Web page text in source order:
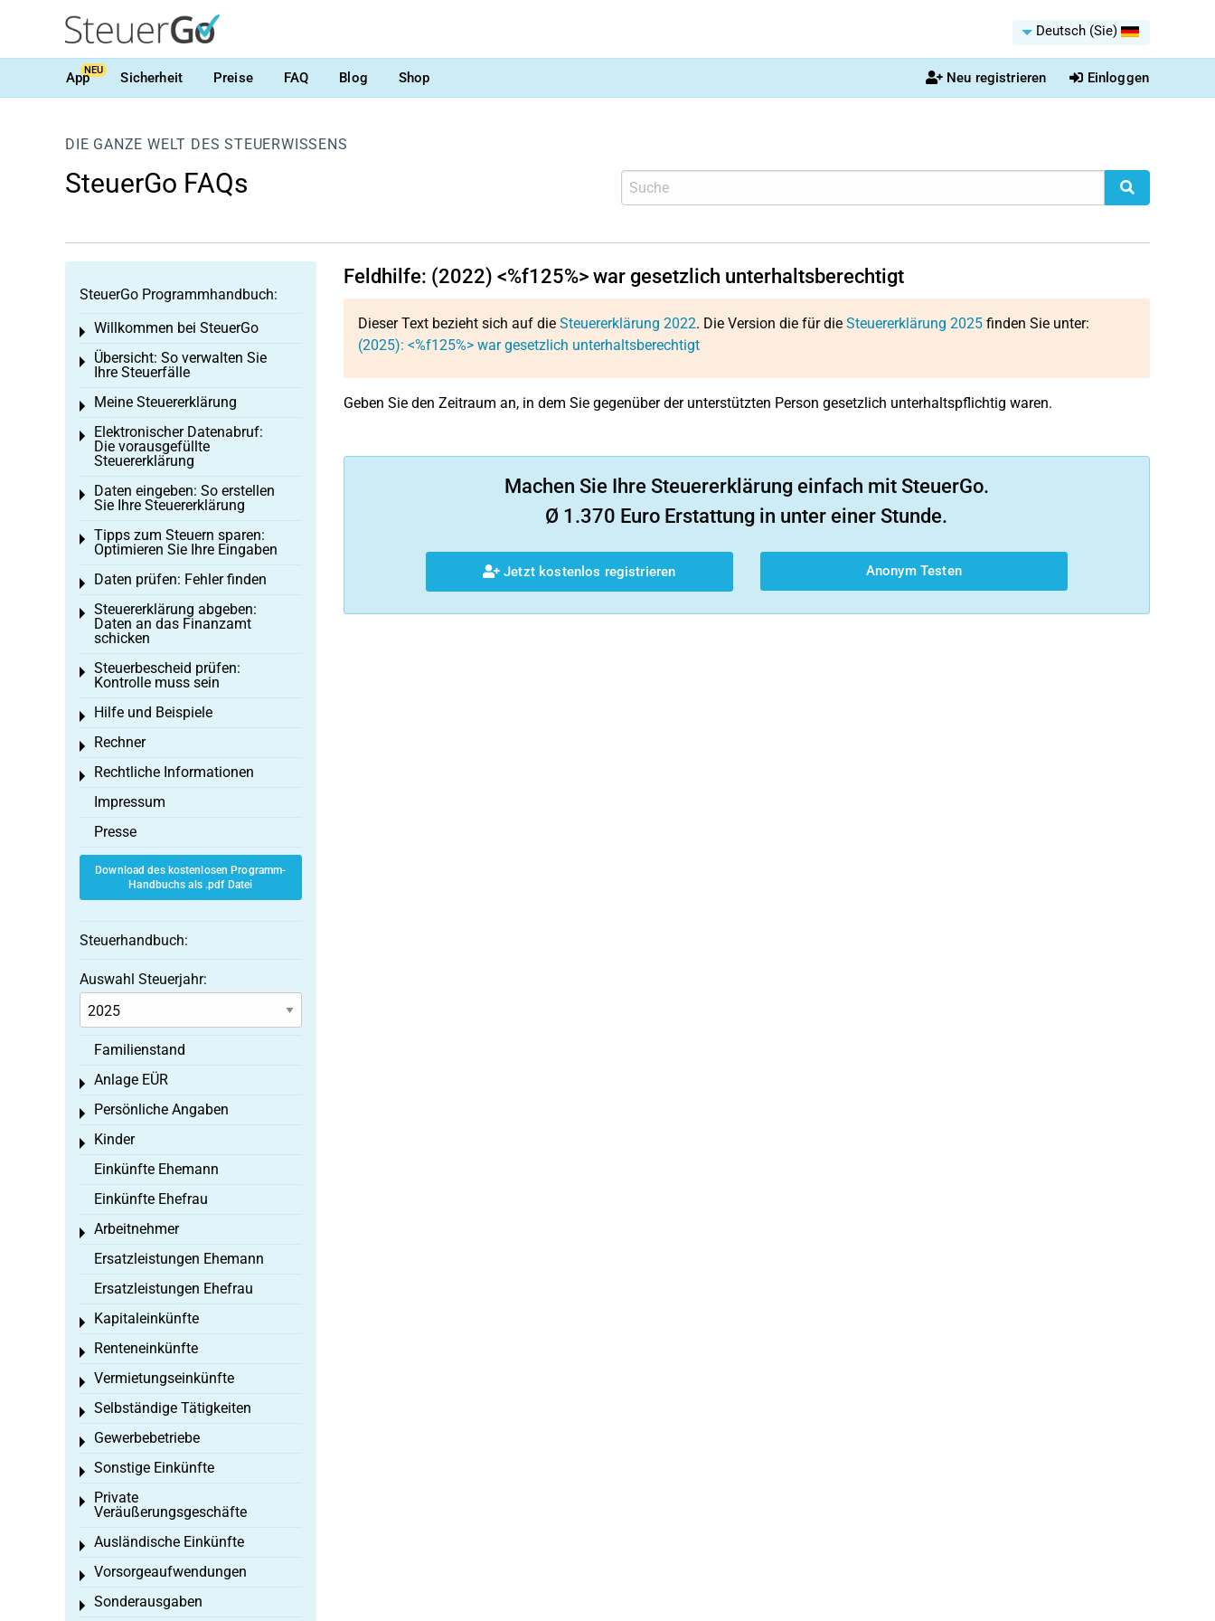
Deutsch (Sie)
AppNEU Sicherheit Preise FAQ Blog Shop Neu registrieren Einloggen
DIE GANZE WELT DES STEUERWISSENS
SteuerGo FAQs
Feldhilfe: (2022) <%f125%> war gesetzlich unterhaltsberechtigt
Dieser Text bezieht sich auf die Steuererklärung 2022. Die Version die für die Steuererklärung 2025finden Sie unter:
(2025): <%f125%> war gesetzlich unterhaltsberechtigt
Geben Sie den Zeitraum an, in dem Sie gegenüber der unterstützten Person gesetzlich unterhaltspflichtig waren.
Machen Sie Ihre Steuererklärung einfach mit SteuerGo.
Ø 1.370 Euro Erstattung in unter einer Stunde.
Jetzt kostenlos registrieren Anonym Testen
SteuerGo Programmhandbuch:
Willkommen bei SteuerGo
Toggle menu
Übersicht: So verwalten Sie
Ihre Steuerfälle
Toggle menu
Meine Steuererklärung
Toggle menu
Elektronischer Datenabruf:
Die vorausgefüllte
Steuererklärung
Toggle menu
Daten eingeben: So erstellen
Sie Ihre Steuererklärung
Toggle menu
Tipps zum Steuern sparen:
Optimieren Sie Ihre Eingaben
Toggle menu
Daten prüfen: Fehler finden
Toggle menu
Steuererklärung abgeben:
Daten an das Finanzamt
schicken
Toggle menu
Steuerbescheid prüfen:
Kontrolle muss sein
Toggle menu
Hilfe und Beispiele
Toggle menu
Rechner
Toggle menu
Rechtliche Informationen
Toggle menu
Impressum
Presse
Download des kostenlosen Programm-
Handbuchs als .pdf Datei
Steuerhandbuch:
Auswahl Steuerjahr:
Familienstand
Anlage EÜR
Toggle menu
Persönliche Angaben
Toggle menu
Kinder
Toggle menu
Einkünfte Ehemann
Einkünfte Ehefrau
Arbeitnehmer
Toggle menu
Ersatzleistungen Ehemann
Ersatzleistungen Ehefrau
Kapitaleinkünfte
Toggle menu
Renteneinkünfte
Toggle menu
Vermietungseinkünfte
Toggle menu
Selbständige Tätigkeiten
Toggle menu
Gewerbebetriebe
Toggle menu
Sonstige Einkünfte
Toggle menu
Private
Veräußerungsgeschäfte
Toggle menu
Ausländische Einkünfte
Toggle menu
Vorsorgeaufwendungen
Toggle menu
Sonderausgaben
Toggle menu